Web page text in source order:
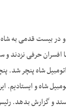
و در بیست قدمی
افسران حرفی
شاه پنچر
شاه و ایستادیم.
و گزارش بدهد.